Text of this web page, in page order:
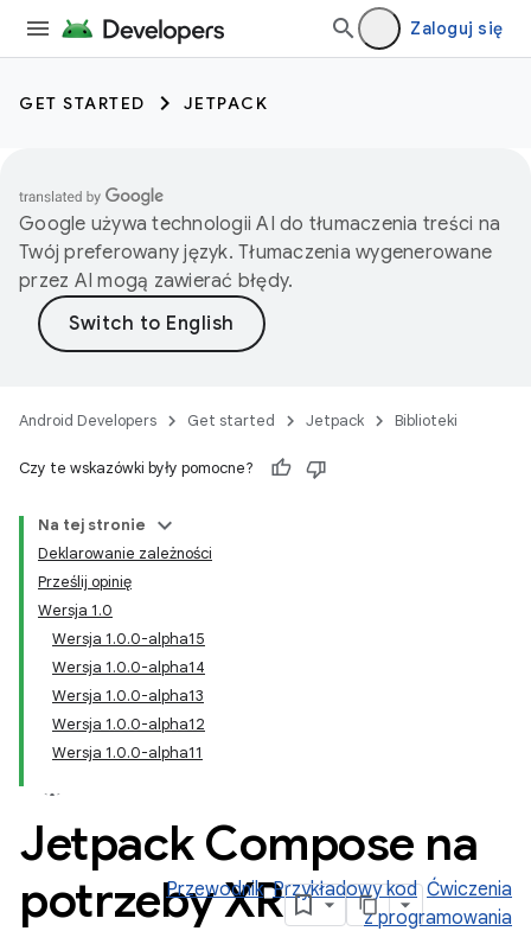
Zaloguj się
GET STARTED JETPACK
Google używa technologii AI do tłumaczenia treści na
Twój preferowany język. Tłumaczenia wygenerowane
przez AI mogą zawierać błędy.
Android Developers Get started Jetpack Biblioteki
Czy te wskazówki były pomocne?
Na tej stronie
Deklarowanie zależności
Prześlij opinię
Wersja 1.0
Wersja 1.0.0-alpha15
Wersja 1.0.0-alpha14
Wersja 1.0.0-alpha13
Wersja 1.0.0-alpha12
Wersja 1.0.0-alpha11
Jetpack Compose na
potrzeby XR
Przewodnik Przykładowy kod Ćwiczenia
z programowania